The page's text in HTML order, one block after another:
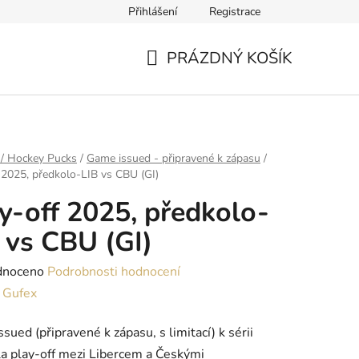
Přihlášení Registrace
PRÁZDNÝ KOŠÍK
Hockey Pucks / Game issued - připravené k zápasu /
předkolo-LIB vs CBU (GI)
off 2025, předkolo-
CBU (GI)
Podrobnosti hodnocení
Gufex
(připravené k zápasu, s limitací) k sérii
play-off mezi Libercem a Českými